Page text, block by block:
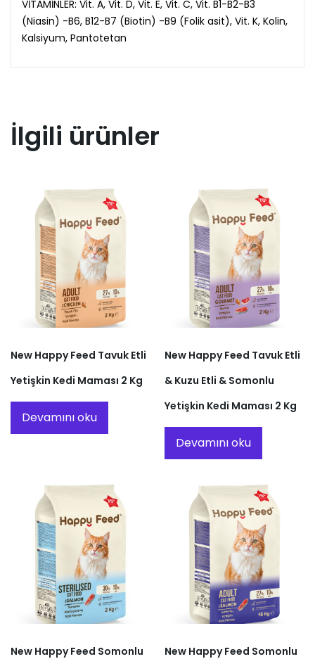
VİTAMİNLER: Vit. A, Vit. D, Vit. E, Vit. C, Vit. B1-B2-B3
(Niasin) -B6, B12-B7 (Biotin) -B9 (Folik asit), Vit. K, Kolin,
Kalsiyum, Pantotetan
İlgili ürünler
New Happy Feed Tavuk Etli
Yetişkin Kedi Maması 2 Kg
Devamını oku
New Happy Feed Tavuk Etli
& Kuzu Etli & Somonlu
Yetişkin Kedi Maması 2 Kg
Devamını oku
New Happy Feed Somonlu
New Happy Feed Somonlu